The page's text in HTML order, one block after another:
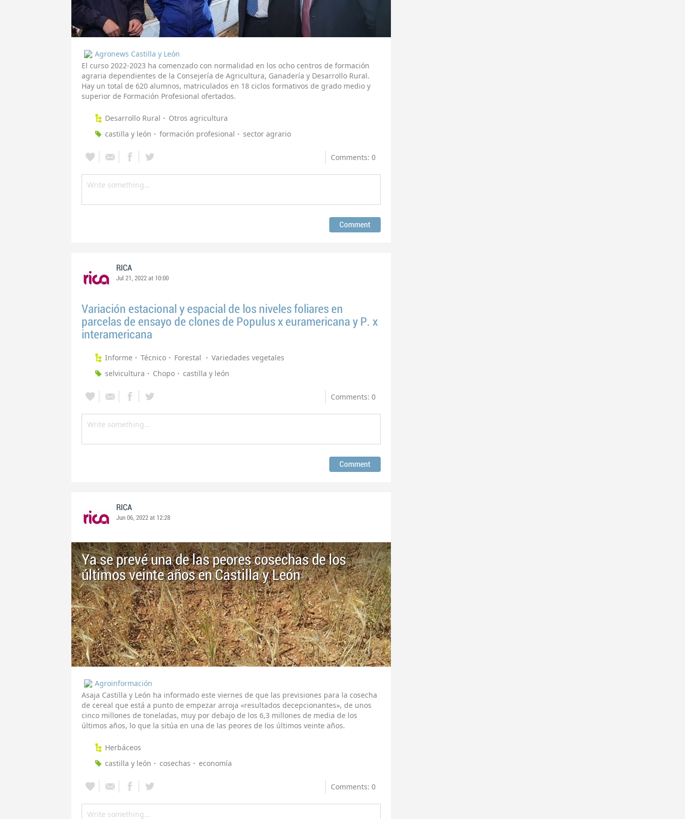
Agronews Castilla y León
El curso 2022-2023 ha comenzado con normalidad en los ocho centros de formación
agraria dependientes de la Consejería de Agricultura, Ganadería y Desarrollo Rural.
Hay un total de 620 alumnos, matriculados en 18 ciclos formativos de grado medio y
superior de Formación Profesional ofertados.
Desarrollo Rural
Otros agricultura
castilla y león
formación profesional sector agrario
Comments: 0
RICA
Jul 21, 2022 at 10:00
Variación estacional y espacial de los niveles foliares en
parcelas de ensayo de clones de Populus x euramericana y P. x
interamericana
Informe Técnico Forestal
Variedades vegetales
selvicultura
Chopo castilla y león
Comments: 0
RICA
Jun 06, 2022 at 12:28
Ya se prevé una de las peores cosechas de los
últimos veinte años en Castilla y León
Agroinformación
Asaja Castilla y León ha informado este viernes de que las previsiones para la cosecha
de cereal que está a punto de empezar arroja «resultados decepcionantes», de unos
cinco millones de toneladas, muy por debajo de los 6,3 millones de media de los
últimos años, lo que la sitúa en una de las peores de los últimos veinte años.
Herbáceos
castilla y león
cosechas economía
Comments: 0